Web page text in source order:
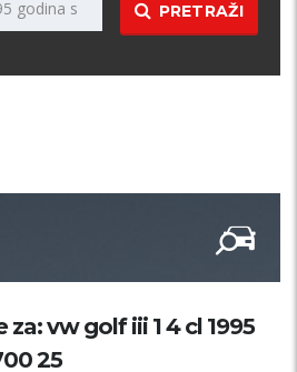
PRETRAŽI
vw golf iii 1 4 cl 1995
25